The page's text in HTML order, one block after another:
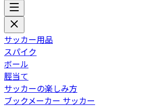
サッカー用品
スパイク
ボール
脛当て
サッカーの楽しみ方
ブックメーカー サッカー